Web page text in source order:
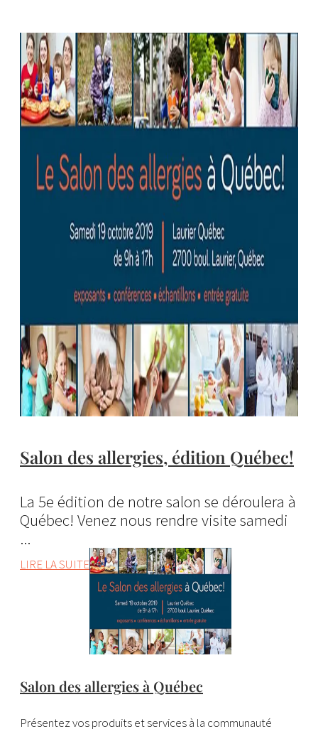
Salon des allergies, édition Québec!
La 5e édition de notre salon se déroulera à
Québec! Venez nous rendre visite samedi
...
LIRE LA SUITE
Salon des allergies à Québec
Présentez vos produits et services à la communauté